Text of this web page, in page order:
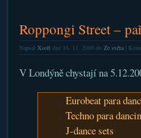
Roppongi Street –
Napsal Xsoftdne 16. 11. 2009 do Ze světa|
V Londýně chystají na
Eurobeat para
Techno para
J-dance sets